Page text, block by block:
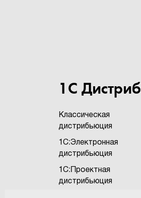
1С
Классическая
дистрибьюция
1С:Электронная
дистрибьюция
1С:Проектная
дистрибьюция